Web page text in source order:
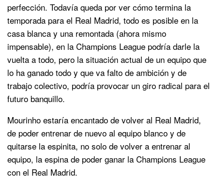
perfección. Todavía queda por ver cómo termina la
temporada para el Real Madrid, todo es posible en la
casa blanca y una remontada (ahora mismo
impensable), en la Champions League podría darle la
vuelta a todo, pero la situación actual de un equipo que
lo ha ganado todo y que va falto de ambición y de
trabajo colectivo, podría provocar un giro radical para el
futuro banquillo.
Mourinho estaría encantado de volver al Real Madrid,
de poder entrenar de nuevo al equipo blanco y de
quitarse la espinita, no solo de volver a entrenar al
equipo, la espina de poder ganar la Champions League
con el Real Madrid.